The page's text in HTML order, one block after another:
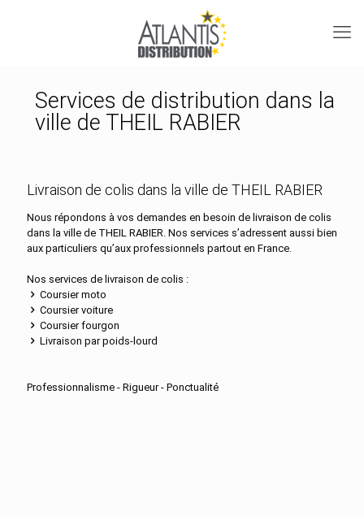
Services de distribution dans la
ville de THEIL RABIER
Livraison de colis dans la ville de THEIL RABIER
Nous répondons à vos demandes en besoin de livraison de colis
dans la ville de THEIL RABIER. Nos services s’adressent aussi bien
aux particuliers qu’aux professionnels partout en France.
Nos services de livraison de colis :
Coursier moto
Coursier voiture
Coursier fourgon
Livraison par poids-lourd
Professionnalisme - Rigueur - Ponctualité